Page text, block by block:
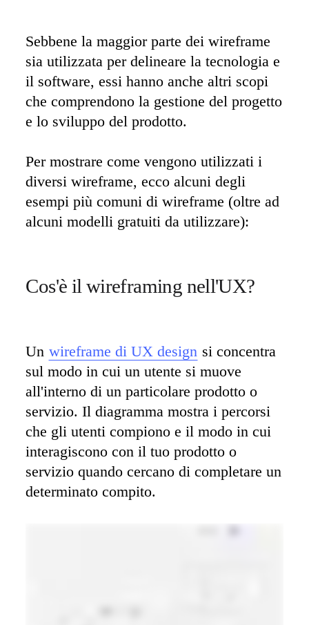
Sebbene la maggior parte dei wireframe
sia utilizzata per delineare la tecnologia e
il software, essi hanno anche altri scopi
che comprendono la gestione del progetto
e lo sviluppo del prodotto.
Per mostrare come vengono utilizzati i
diversi wireframe, ecco alcuni degli
esempi più comuni di wireframe (oltre ad
alcuni modelli gratuiti da utilizzare):
Cos'è il wireframing nell'UX?
Un wireframe di UX design si concentra
sul modo in cui un utente si muove
all'interno di un particolare prodotto o
servizio. Il diagramma mostra i percorsi
che gli utenti compiono e il modo in cui
interagiscono con il tuo prodotto o
servizio quando cercano di completare un
determinato compito.